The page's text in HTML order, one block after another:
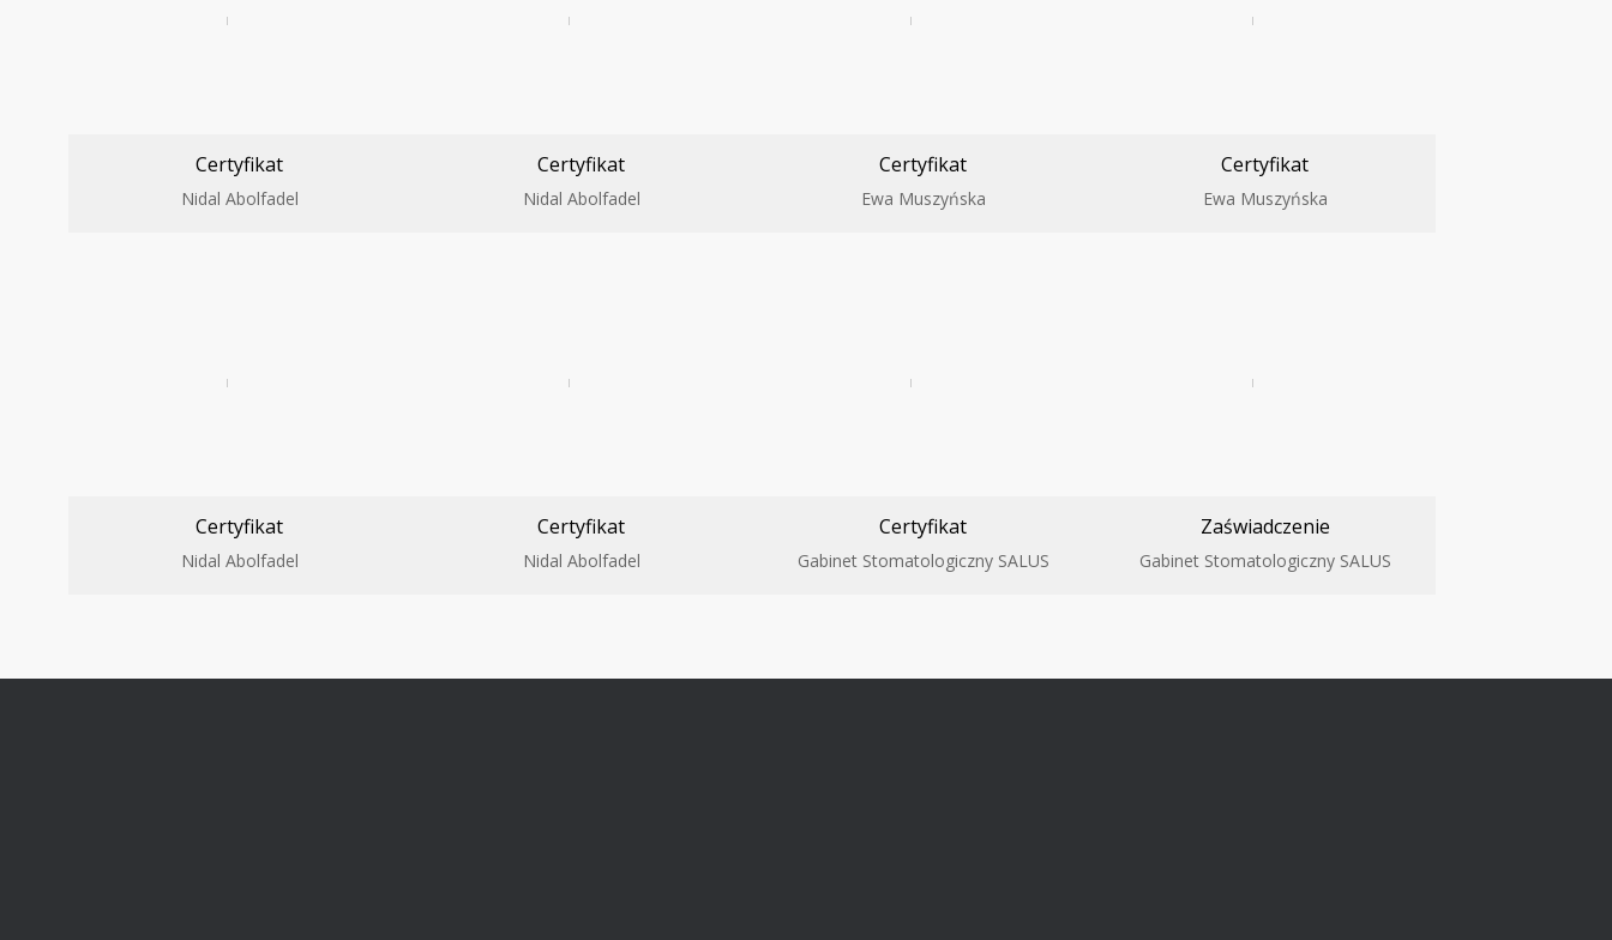
Certyfikat
Nidal Abolfadel
Certyfikat
Nidal Abolfadel
Certyfikat
Ewa Muszyńska
Certyfikat
Ewa Muszyńska
Certyfikat
Nidal Abolfadel
Certyfikat
Nidal Abolfadel
Certyfikat
Gabinet Stomatologiczny SALUS
Zaświadczenie
Gabinet Stomatologiczny SALUS